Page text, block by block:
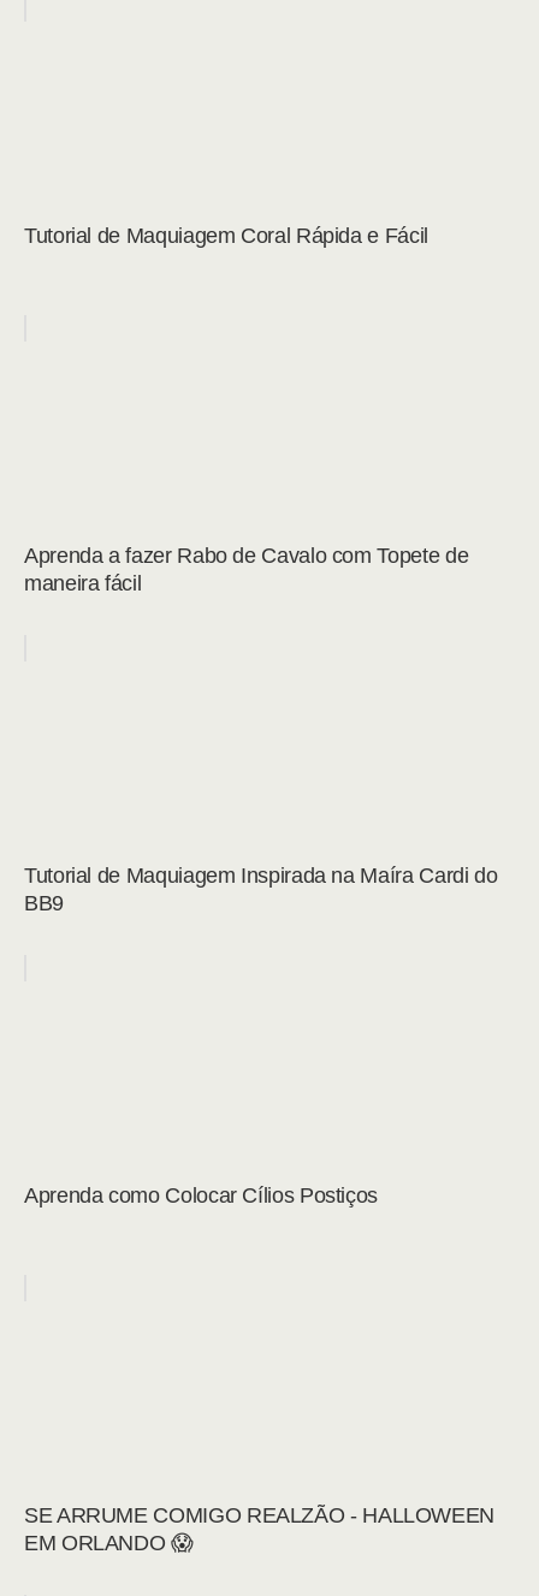
Tutorial de Maquiagem Coral Rápida e Fácil
Aprenda a fazer Rabo de Cavalo com Topete de
maneira fácil
Tutorial de Maquiagem Inspirada na Maíra Cardi do
BB9
Aprenda como Colocar Cílios Postiços
SE ARRUME COMIGO REALZÃO - HALLOWEEN
EM ORLANDO 😱